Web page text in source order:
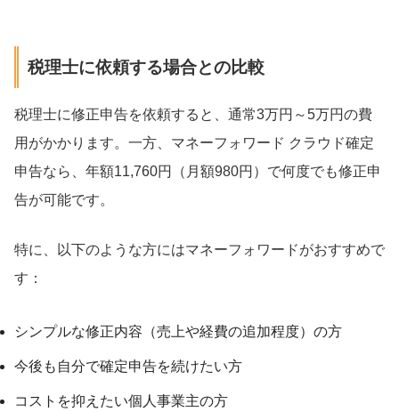
税理士に依頼する場合との比較
税理士に修正申告を依頼すると、通常3万円～5万円の費
用がかかります。一方、マネーフォワード クラウド確定
申告なら、年額11,760円（月額980円）で何度でも修正申
告が可能です。
特に、以下のような方にはマネーフォワードがおすすめで
す：
シンプルな修正内容（売上や経費の追加程度）の方
今後も自分で確定申告を続けたい方
コストを抑えたい個人事業主の方